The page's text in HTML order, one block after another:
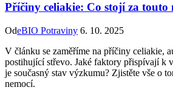
Příčiny celiakie: Co stojí za touto
OdeBIO Potraviny 6. 10. 2025
V článku se zaměříme na příčiny celiakie,
postihující střevo. Jaké faktory přispívají k
je současný stav výzkumu? Zjistěte vše o
nemocí.